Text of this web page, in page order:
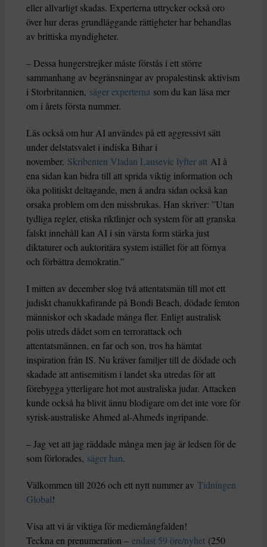
eller allvarligt skadas. Experterna uttrycker också oro
över hur deras grundläggande rättigheter har behandlas
av brittiska myndigheter.
– Dessa hungerstrejker måste förstås i ett större
sammanhang av begränsningar av propalestinsk aktivism
i Storbritannien, säger experterna som du kan läsa mer
om i årets första nummer.
Läs också om hur AI användes på ett aggressivt sätt
under delstatsvalet i indiska Bihar i
november. Skribenten Vladan Lausevic lyfter att AI å
ena sidan kan bidra till att sprida viktig information och
öka politiskt deltagande, men å andra sidan också kan
orsaka problem om den missbrukas. Han skriver: ”Utan
tydliga regler, etiska riktlinjer och system för att granska
falskt innehåll kan AI i sin värsta form stärka just
diktaturer och auktoritära system istället för att förnya
och förbättra demokratin.”
I mitten av december slog två attentatsmän till mot ett
judiskt chanukkafirande på Bondi Beach, dödade femton
människor och skadade många fler. Enligt australisk
polis utreds dådet som en terrorattack och
attentatsmännen, en far och son, tros ha hämtat
inspiration från IS. Nu kräver familjer till de dödade och
skadade att antisemitism i landet ska utredas för att
förebygga ytterligare hot mot australiska judar. Attacken
kunde också ha blivit ännu blodigare om det inte vore för
syrisk-australiske Ahmed al-Ahmeds ingripande.
– Jag vet att jag räddade många men jag är ledsen för de
som förlorades, säger han.
Välkommen till 2026 och ett nytt nummer av Tidningen
Global!
Visa att vi är viktiga för mediemångfalden!
Teckna en prenumeration – endast 59 öre/nyhet (250